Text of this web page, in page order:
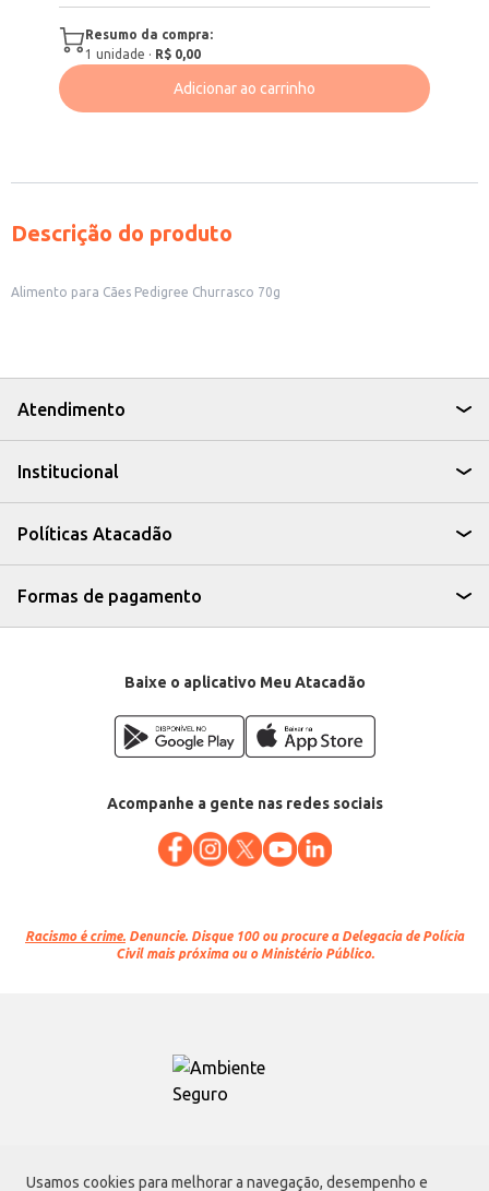
Usamos cookies para melhorar a navegação, desempenho e
Resumo da compra:
1 unidade · R$ 0,00
Adicionar ao carrinho
Descrição do produto
Alimento para Cães Pedigree Churrasco 70g
Atendimento
Institucional
Políticas Atacadão
Formas de pagamento
Baixe o aplicativo Meu Atacadão
Acompanhe a gente nas redes sociais
Racismo é crime. Denuncie. Disque 100 ou procure a Delegacia de Polícia
Civil mais próxima ou o Ministério Público.
Atacadão S.A.